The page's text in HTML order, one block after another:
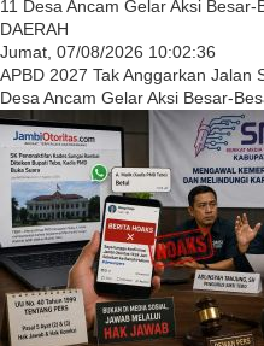
DAERAH
Jumat, 07/08/2026 10:02:36
APBD 2027 Tak Anggarkan Jalan
Desa Ancam Gelar Aksi Besar-